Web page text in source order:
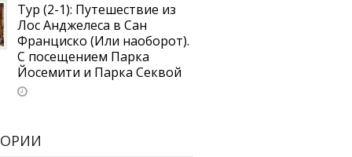
Тур (2-1): Путешествие из
Лос Анджелеса в Сан
Франциско (Или наоборот).
С посещением Парка
Йосемити и Парка Секвой